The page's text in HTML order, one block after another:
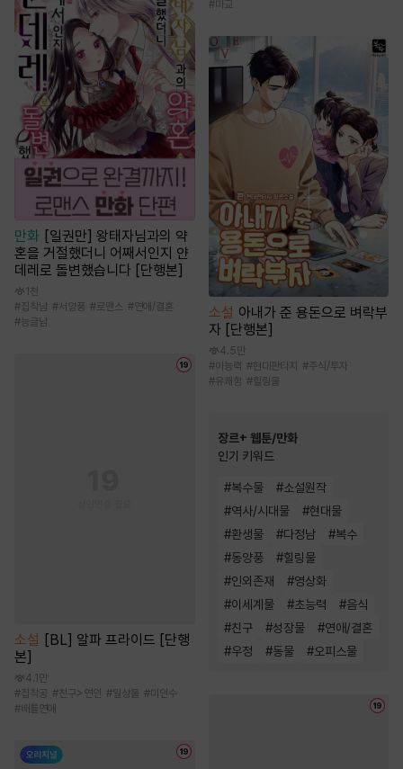
만화
[일권만] 왕태자님과의 약
혼을 거절했더니 어째서인지 얀
데레로 돌변했습니다 [단행본]
1천
#집착남 #서양풍 #로맨스 #연애/결혼
#능글남
소설 [BL] 알파 프라이드 [단행
본]
4.1만
#집착공 #친구>연인 #일상물 #미인수
#배틀연애
#마교
소설 아내가 준 용돈으로 벼락부
자 [단행본]
4.5만
#이능력 #현대판타지 #주식/투자
#유쾌함 #힐링물
장르+ 웹툰/만화
인기 키워드
#복수물 #소설원작
#역사/시대물 #현대물
#환생물 #다정남 #복수
#동양풍 #힐링물
#인외존재 #영상화
#이세계물 #초능력 #음식
#친구 #성장물 #연애/결혼
#우정 #동물 #오피스물